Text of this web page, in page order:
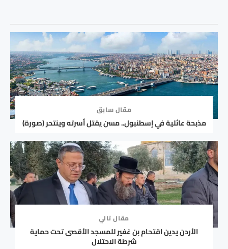
مقال سابق
مذبحة عائلية في إسطنبول.. مسن يقتل أسرته وينتحر (صورة)
مقال تالي
الأردن يدين اقتحام بن غفير للمسجد الأقصى تحت حماية
شرطة الاحتلال